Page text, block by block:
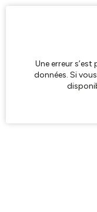
Une erreur
données. Si